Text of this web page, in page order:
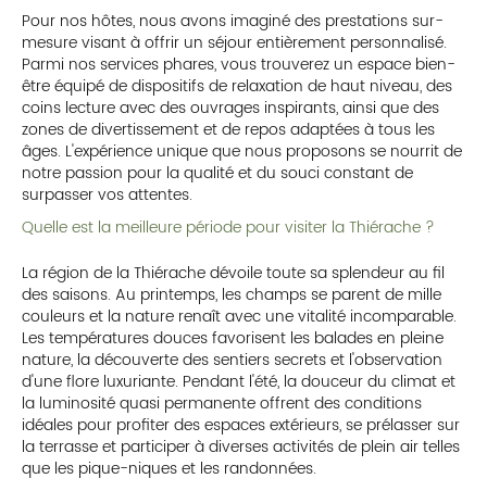
Pour nos hôtes, nous avons imaginé des prestations sur-
mesure visant à offrir un séjour entièrement personnalisé.
Parmi nos services phares, vous trouverez un espace bien-
être équipé de dispositifs de relaxation de haut niveau, des
coins lecture avec des ouvrages inspirants, ainsi que des
zones de divertissement et de repos adaptées à tous les
âges. L'expérience unique que nous proposons se nourrit de
notre passion pour la qualité et du souci constant de
surpasser vos attentes.
Quelle est la meilleure période pour visiter la Thiérache ?
La région de la Thiérache dévoile toute sa splendeur au fil
des saisons. Au printemps, les champs se parent de mille
couleurs et la nature renaît avec une vitalité incomparable.
Les températures douces favorisent les balades en pleine
nature, la découverte des sentiers secrets et l'observation
d'une flore luxuriante. Pendant l'été, la douceur du climat et
la luminosité quasi permanente offrent des conditions
idéales pour profiter des espaces extérieurs, se prélasser sur
la terrasse et participer à diverses activités de plein air telles
que les pique-niques et les randonnées.